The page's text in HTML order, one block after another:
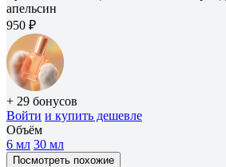
апельсин
950 ₽
+ 29 бонусов
Войти и купить дешевле
Объём
6 мл 30 мл
Посмотреть похожие